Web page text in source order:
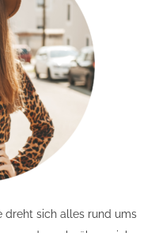
dreht sich alles rund ums